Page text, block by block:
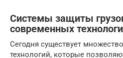
Системы защиты
современных
Сегодня существует
технологий, которые